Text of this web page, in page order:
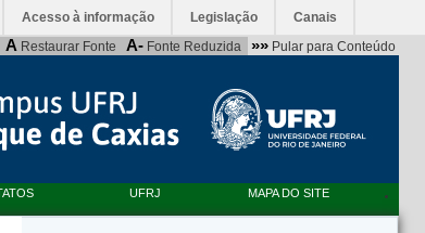
Acesso à informação Legislação Canais
A Restaurar Fonte A- Fonte Reduzida »» Pular para Conteúdo
UFRJ MAPA DO SITE